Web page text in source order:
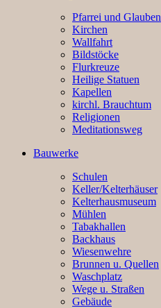
Pfarrei und Glauben
Kirchen
Wallfahrt
Bildstöcke
Flurkreuze
Heilige Statuen
Kapellen
kirchl. Brauchtum
Religionen
Meditationsweg
Bauwerke
Schulen
Keller/Kelterhäuser
Kelterhausmuseum
Mühlen
Tabakhallen
Backhaus
Wiesenwehre
Brunnen u. Quellen
Waschplatz
Wege u. Straßen
Gebäude